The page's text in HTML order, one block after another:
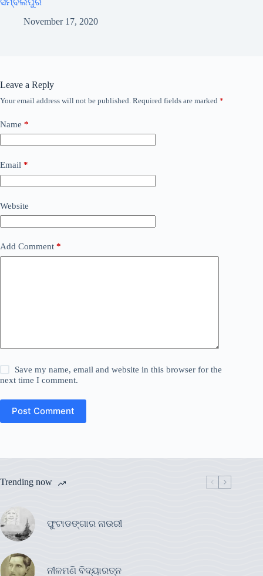
ସମ୍ବଲପୁର
November 17, 2020
Leave a Reply
Your email address will not be published. Required fields are marked *
Name *
Email *
Website
Add Comment *
Save my name, email and website in this browser for the
next time I comment.
Post Comment
Trending now
ଫୁଟାଡଙ୍ଗାର ନାଉରୀ
ନୀଳମଣି ବିଦ୍ୟାରତ୍ନ